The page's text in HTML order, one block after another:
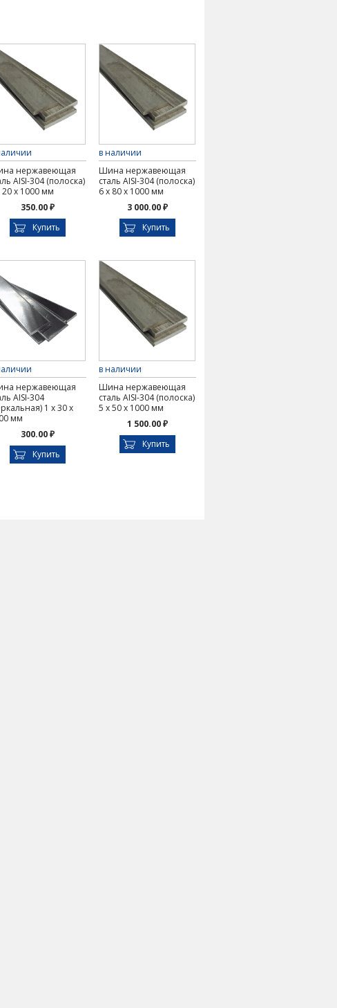
нержавеющая
AISI-304 (полоска)
20 х 1000 мм
350.00 ₽
Купить
в наличии
Шина нержавеющая
сталь AISI-304 (полоска)
6 х 80 х 1000 мм
3 000.00 ₽
Купить
нержавеющая
AISI-304
1 х 30 х
мм
300.00 ₽
Купить
в наличии
Шина нержавеющая
сталь AISI-304 (полоска)
5 х 50 х 1000 мм
1 500.00 ₽
Купить